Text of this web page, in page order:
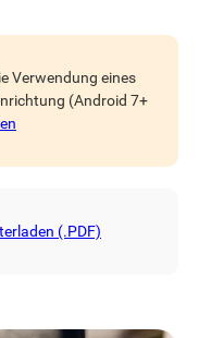
Verwendung eines
(Android 7+
(.PDF)